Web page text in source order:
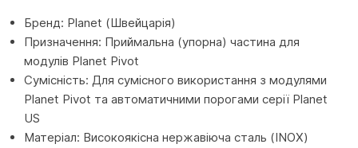
Бренд: Planet (Швейцарія)
Призначення: Приймальна (упорна) частина для
модулів Planet Pivot
Сумісність: Для сумісного використання з модулями
Planet Pivot та автоматичними порогами серії Planet
US
Матеріал: Високоякісна нержавіюча сталь (INOX)